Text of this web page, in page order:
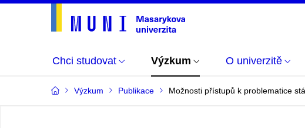
Chci studovat Výzkum O univerzitě
Výzkum Publikace Možnosti přístupů k problematice